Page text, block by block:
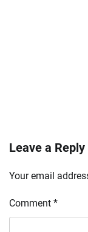
Leave a Reply
Your email
Comment *